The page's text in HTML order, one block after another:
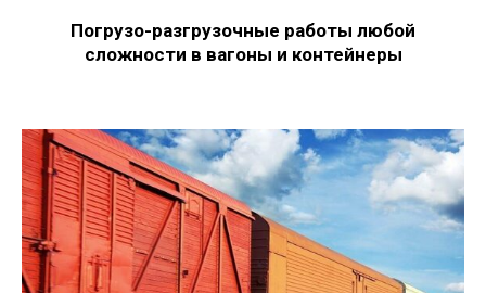
Погрузо-разгрузочные работы любой
сложности в вагоны и контейнеры